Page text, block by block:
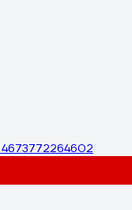
4673772264602